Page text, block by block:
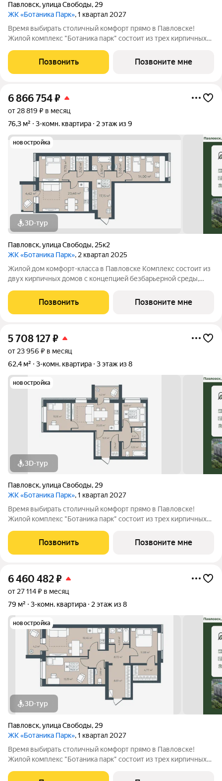
Павловск,улица Свободы, 29
ЖК «Ботаника Парк», 1 квартал 2027
Время выбирать столичный комфорт прямо в Павловске!
Жилой комплекс "Ботаника парк" состоит из трех кирпичных
дворовая территория обеспечивает безопасное пространство
для отдыха детей и взрослых, а
Позвонить Позвоните мне
6 866 754₽
от 28 819 ₽ в месяц
76,3 м²
3-комн. квартира 2 этаж из 9
новостройка
3D-тур
Павловск,улица Свободы, 25к2
ЖК «Ботаника Парк», 2 квартал 2025
Жилой дом комфорт-класса в Павловске Комплекс состоит из
двух кирпичных домов с концепцией безбарьерной среды,
пожилых людей и родителей с колясками. Функциональное
использование квадратных
Позвонить Позвоните мне
5 708 127₽
от 23 956 ₽ в месяц
62,4 м²
3-комн. квартира 3 этаж из 8
новостройка
3D-тур
Павловск,улица Свободы, 29
ЖК «Ботаника Парк», 1 квартал 2027
Время выбирать столичный комфорт прямо в Павловске!
Жилой комплекс "Ботаника парк" состоит из трех кирпичных
дворовая территория обеспечивает безопасное пространство
для отдыха детей и взрослых, а
Позвонить Позвоните мне
6 460 482₽
от 27 114 ₽ в месяц
79 м²
3-комн. квартира 2 этаж из 8
новостройка
3D-тур
Павловск,улица Свободы, 29
ЖК «Ботаника Парк», 1 квартал 2027
Время выбирать столичный комфорт прямо в Павловске!
Жилой комплекс "Ботаника парк" состоит из трех кирпичных
дворовая территория обеспечивает безопасное пространство